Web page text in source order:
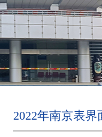
2022年南京表